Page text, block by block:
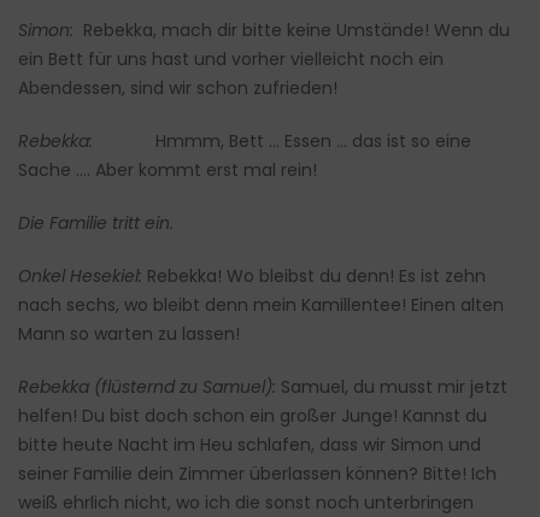
Simon: Rebekka, mach dir bitte keine Umstände! Wenn du
ein Bett für uns hast und vorher vielleicht noch ein
Abendessen, sind wir schon zufrieden!
Rebekka: Hmmm, Bett … Essen … das ist so eine
Sache …. Aber kommt erst mal rein!
Die Familie tritt ein.
Onkel Hesekiel: Rebekka! Wo bleibst du denn! Es ist zehn
nach sechs, wo bleibt denn mein Kamillentee! Einen alten
Mann so warten zu lassen!
Rebekka (flüsternd zu Samuel): Samuel, du musst mir jetzt
helfen! Du bist doch schon ein großer Junge! Kannst du
bitte heute Nacht im Heu schlafen, dass wir Simon und
seiner Familie dein Zimmer überlassen können? Bitte! Ich
weiß ehrlich nicht, wo ich die sonst noch unterbringen